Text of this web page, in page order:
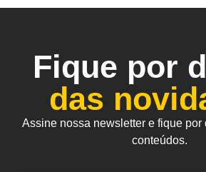
Fique por
das
Assine nossa newsletter e fique por
conteúdos.